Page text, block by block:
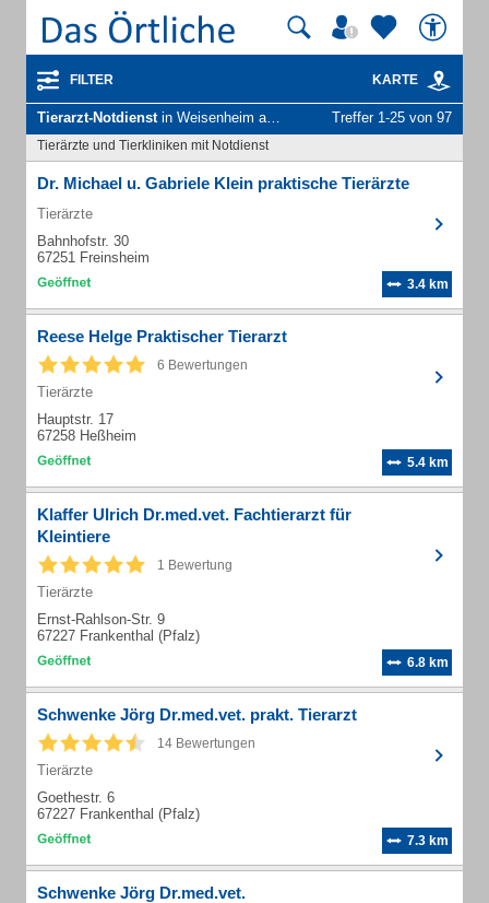
FILTER KARTE
Tierarzt-Notdienstin Weisenheim am Sand Treffer 1-25 von 97
Tierärzte und Tierkliniken mit Notdienst
Dr. Michael u. Gabriele Klein praktische Tierärzte
Tierärzte
Bahnhofstr. 30
67251 Freinsheim
3.4 km
Reese Helge Praktischer Tierarzt
6 Bewertungen
Tierärzte
Hauptstr. 17
67258 Heßheim
5.4 km
Klaffer Ulrich Dr.med.vet. Fachtierarzt für
Kleintiere
1 Bewertung
Tierärzte
Ernst-Rahlson-Str. 9
67227 Frankenthal (Pfalz)
6.8 km
Schwenke Jörg Dr.med.vet. prakt. Tierarzt
14 Bewertungen
Tierärzte
Goethestr. 6
67227 Frankenthal (Pfalz)
7.3 km
Schwenke Jörg Dr.med.vet.